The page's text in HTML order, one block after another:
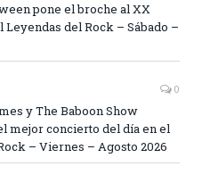
pone el broche al XX
del Rock – Sábado –
0
y The Baboon Show
mejor concierto del día en el
– Viernes – Agosto 2026